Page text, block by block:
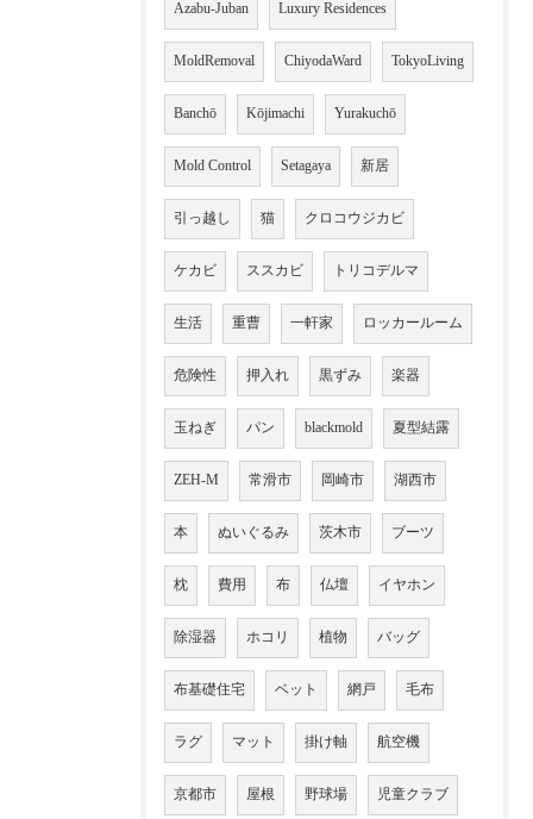
Azabu-Juban Luxury Residences
MoldRemoval ChiyodaWard TokyoLiving
Banchō Kōjimachi Yurakuchō
Mold Control Setagaya 新居
引っ越し 猫 クロコウジカビ
ケカビ ススカビ トリコデルマ
生活 重曹 一軒家 ロッカールーム
危険性 押入れ 黒ずみ 楽器
玉ねぎ パン blackmold 夏型結露
ZEH-M 常滑市 岡崎市 湖西市
本 ぬいぐるみ 茨木市 ブーツ
枕 費用 布 仏壇 イヤホン
除湿器 ホコリ 植物 バッグ
布基礎住宅 ベット 網戸 毛布
ラグ マット 掛け軸 航空機
京都市 屋根 野球場 児童クラブ